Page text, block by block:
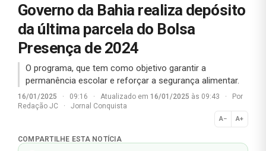
Governo da Bahia realiza depósito
da última parcela do Bolsa
Presença de 2024
O programa, que tem como objetivo garantir a
permanência escolar e reforçar a segurança alimentar.
16/01/2025 · 09:16 · Atualizado em 16/01/2025 às 09:43 ·
Por
Redação JC
· Jornal Conquista
A− A+
Normal
COMPARTILHE ESTA NOTÍCIA